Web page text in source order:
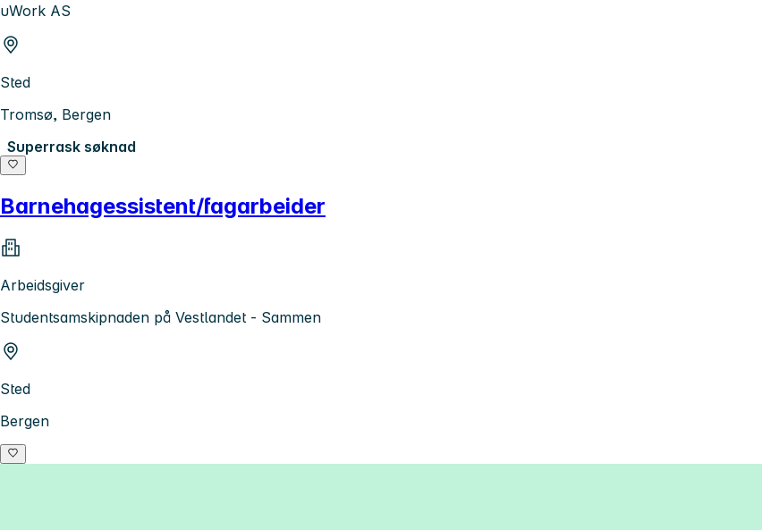
uWork AS
Sted
Tromsø, Bergen
Superrask søknad
Barnehagessistent/fagarbeider
Arbeidsgiver
Studentsamskipnaden på Vestlandet - Sammen
Sted
Bergen